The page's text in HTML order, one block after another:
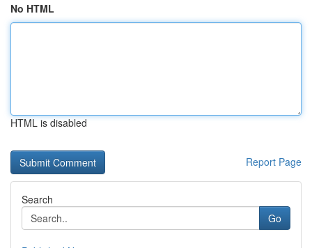
No HTML
HTML is disabled
Report Page
Search
Go